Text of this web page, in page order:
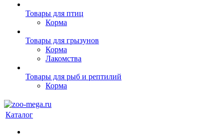
Товары для птиц
Корма
Товары для грызунов
Корма
Лакомства
Товары для рыб и рептилий
Корма
Каталог